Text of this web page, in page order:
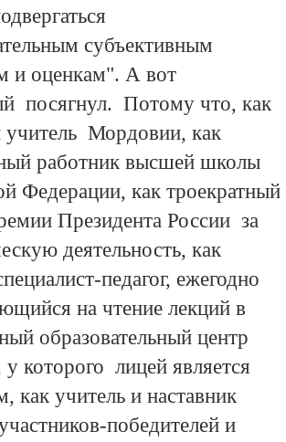
субъективным
и оценкам". А вот
посягнул. Потому что, как
учитель Мордовии, как
работник высшей школы
Федерации, как троекратный
Президента России за
деятельность, как
педагог, ежегодно
на чтение лекций в
образовательный центр
которого лицей является
как учитель и наставник
победителей и